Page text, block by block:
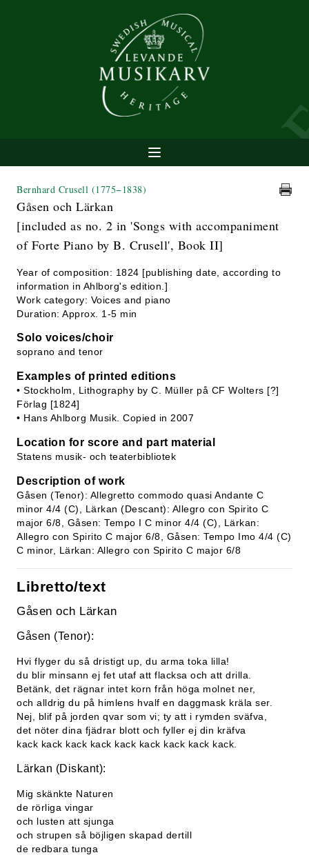
Bernhard Crusell (1775−1838)
Gåsen och Lärkan
[included as no. 2 in 'Songs with accompaniment
of Forte Piano by B. Crusell', Book II]
Year of composition: 1824 [publishing date, according to
information in Ahlborg's edition.]
Work category: Voices and piano
Duration: Approx. 1-5 min
Solo voices/choir
soprano and tenor
Examples of printed editions
• Stockholm, Lithography by C. Müller på CF Wolters [?]
Förlag [1824]
• Hans Ahlborg Musik. Copied in 2007
Location for score and part material
Statens musik- och teaterbibliotek
Description of work
Gåsen (Tenor): Allegretto commodo quasi Andante C
minor 4/4 (C), Lärkan (Descant): Allegro con Spirito C
major 6/8, Gåsen: Tempo I C minor 4/4 (C), Lärkan:
Allegro con Spirito C major 6/8, Gåsen: Tempo Imo 4/4 (C)
C minor, Lärkan: Allegro con Spirito C major 6/8
Libretto/text
Gåsen och Lärkan
Gåsen (Tenor):
Hvi flyger du så dristigt up, du arma toka lilla!
du blir minsann ej fet utaf att flacksa och att drilla.
Betänk, det rägnar intet korn från höga molnet ner,
och alldrig du på himlens hvalf en daggmask kräla ser.
Nej, blif på jorden qvar som vi; ty att i rymden sväfva,
det nöter dina fjädrar blott och fyller ej din kräfva
kack kack kack kack kack kack kack kack kack.
Lärkan (Diskant):
Mig skänkte Naturen
de rörliga vingar
och lusten att sjunga
och strupen så böjligen skapad dertill
de redbara tunga